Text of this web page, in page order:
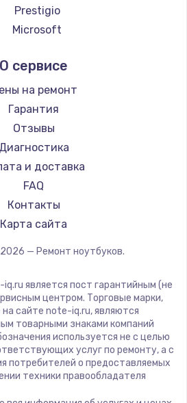
ноутбуков Google
ноутбуков Echips
ноутбуков Predator
ноутбуков iru
ноутбуков Machenike
ноутбуков DEXP
ноутбуков Teclast
ноутбуков CHUWI
ноутбуков Colorful
Prestigio
Microsoft
Aquarius
Gigabyte
Aorus
Maibenben
Getac
Epson
Philips
LG
Panasonic
ZTE
Hiper
Evga
Google
Echips
О сервисе
на ремонт
Гарантия
Отзывы
Диагностика
и доставка
FAQ
Контакты
Карта сайта
2026 — Ремонт ноутбуков.
является пост гарантийным (не
центром. Торговые марки,
сайте note-iq.ru, являются
товарными знаками компаний
используется не с целью
услуг по ремонту, а с
потребителей о предоставляемых
техники правообладателя